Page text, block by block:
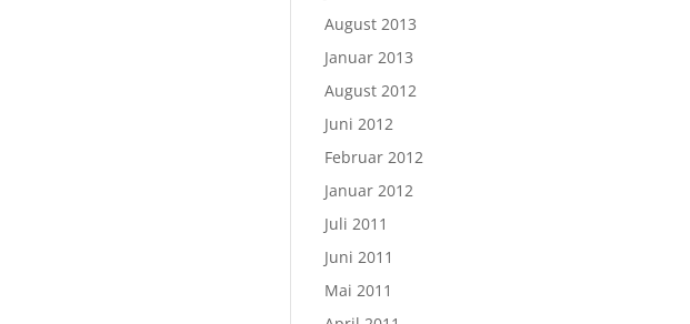
August 2013
Januar 2013
August 2012
Juni 2012
Februar 2012
Januar 2012
Juli 2011
Juni 2011
Mai 2011